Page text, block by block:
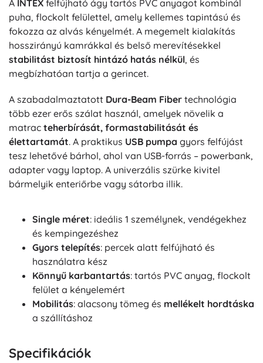
A INTEX felfújható ágy tartós PVC anyagot kombinál
puha, flockolt felülettel, amely kellemes tapintású és
fokozza az alvás kényelmét. A megemelt kialakítás
hosszirányú kamrákkal és belső merevítésekkel
stabilitást biztosít hintázó hatás nélkül, és
megbízhatóan tartja a gerincet.
A szabadalmaztatott Dura-Beam Fiber technológia
több ezer erős szálat használ, amelyek növelik a
matrac teherbírását, formastabilitását és
élettartamát. A praktikus USB pumpa gyors felfújást
tesz lehetővé bárhol, ahol van USB-forrás – powerbank,
adapter vagy laptop. A univerzális szürke kivitel
bármelyik enteriőrbe vagy sátorba illik.
Single méret: ideális 1 személynek, vendégekhez
és kempingezéshez
Gyors telepítés: percek alatt felfújható és
használatra kész
Könnyű karbantartás: tartós PVC anyag, flockolt
felület a kényelemért
Mobilitás: alacsony tömeg és mellékelt hordtáska
a szállításhoz
Specifikációk